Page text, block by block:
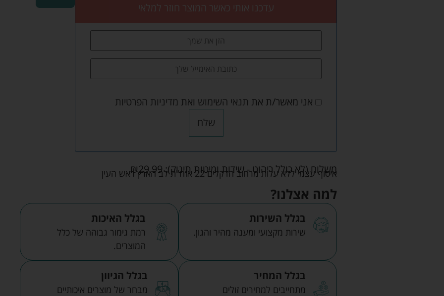
עדכנו אותי כאשר המוצר חוזר למלאי
אני מאשר/ת את תנאי השימוש ואת מדיניות הפרטיות
שלח
משלוח (לא כולל ריהוט - שידות ומיטות תינוק): ₪29.99 איסוף עצמי ללא עלות מרחוב הדקלים 22 אזה"ת לב הארץ ראש העין
למה אצלנו?
בגלל השירות
שירות מקצועי ומענה מהיר והגון.
בגלל האיכות
רמת גימור גבוהה של כלל
המוצרים.
בגלל המחיר
מתחייבים למחירים זולים
בגלל הגיוון
מבחר של מוצרים איכותיים